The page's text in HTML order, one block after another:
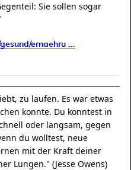
Sie sollen sogar
ernaehru ...
zu laufen. Es war etwas
konnte. Du konntest in
oder langsam, gegen
du wolltest, neue
mit der Kraft deiner
Lungen." (Jesse Owens)